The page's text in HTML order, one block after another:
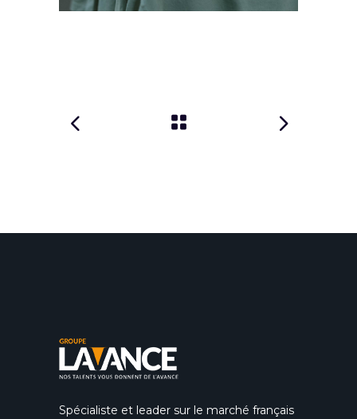
Spécialiste et leader sur le marché français